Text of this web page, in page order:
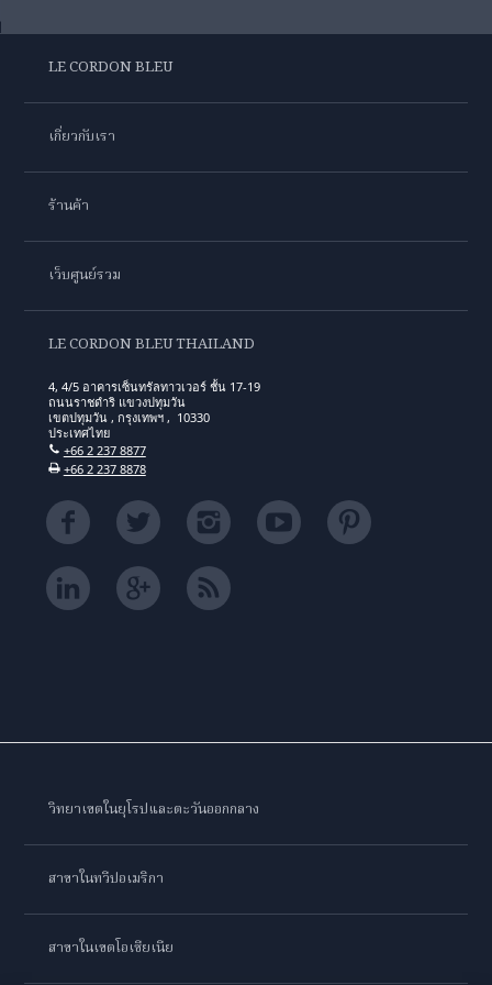
LE CORDON BLEU
เกี่ยวกับเรา
ร้านค้า
เว็บศูนย์รวม
LE CORDON BLEU THAILAND
4, 4/5 อาคารเซ็นทรัลทาวเวอร์ ชั้น 17-19
ถนนราชดำริ แขวงปทุมวัน
เขตปทุมวัน , กรุงเทพฯ , 10330
ประเทศไทย
+66 2 237 8877
+66 2 237 8878
วิทยาเขตในยุโรปและตะวันออกกลาง
สาขาในทวีปอเมริกา
สาขาในเขตโอเชียเนีย